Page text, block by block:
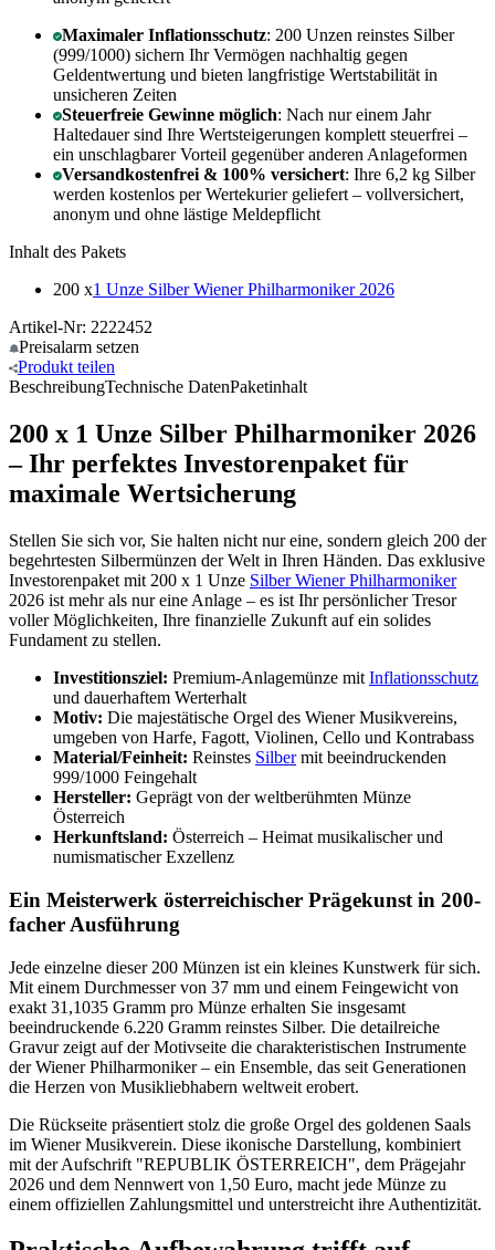
Maximaler Inflationsschutz: 200 Unzen reinstes Silber
(999/1000) sichern Ihr Vermögen nachhaltig gegen
Geldentwertung und bieten langfristige Wertstabilität in
unsicheren Zeiten
Steuerfreie Gewinne möglich: Nach nur einem Jahr
Haltedauer sind Ihre Wertsteigerungen komplett steuerfrei –
ein unschlagbarer Vorteil gegenüber anderen Anlageformen
Versandkostenfrei & 100% versichert: Ihre 6,2 kg Silber
werden kostenlos per Wertekurier geliefert – vollversichert,
anonym und ohne lästige Meldepflicht
Inhalt des Pakets
200 x1 Unze Silber Wiener Philharmoniker 2026
Artikel-Nr: 2222452
Preisalarm setzen
Produkt teilen
BeschreibungTechnische DatenPaketinhalt
200 x 1 Unze Silber Philharmoniker 2026
– Ihr perfektes Investorenpaket für
maximale Wertsicherung
Stellen Sie sich vor, Sie halten nicht nur eine, sondern gleich 200 der
begehrtesten Silbermünzen der Welt in Ihren Händen. Das exklusive
Investorenpaket mit 200 x 1 Unze Silber Wiener Philharmoniker
2026 ist mehr als nur eine Anlage – es ist Ihr persönlicher Tresor
voller Möglichkeiten, Ihre finanzielle Zukunft auf ein solides
Fundament zu stellen.
Investitionsziel: Premium-Anlagemünze mit Inflationsschutz
und dauerhaftem Werterhalt
Motiv: Die majestätische Orgel des Wiener Musikvereins,
umgeben von Harfe, Fagott, Violinen, Cello und Kontrabass
Material/Feinheit: Reinstes Silbermit beeindruckenden
999/1000 Feingehalt
Hersteller: Geprägt von der weltberühmten Münze
Österreich
Herkunftsland: Österreich – Heimat musikalischer und
numismatischer Exzellenz
Ein Meisterwerk österreichischer Prägekunst in 200-
facher Ausführung
Jede einzelne dieser 200 Münzen ist ein kleines Kunstwerk für sich.
Mit einem Durchmesser von 37 mm und einem Feingewicht von
exakt 31,1035 Gramm pro Münze erhalten Sie insgesamt
beeindruckende 6.220 Gramm reinstes Silber. Die detailreiche
Gravur zeigt auf der Motivseite die charakteristischen Instrumente
der Wiener Philharmoniker – ein Ensemble, das seit Generationen
die Herzen von Musikliebhabern weltweit erobert.
Die Rückseite präsentiert stolz die große Orgel des goldenen Saals
im Wiener Musikverein. Diese ikonische Darstellung, kombiniert
mit der Aufschrift "REPUBLIK ÖSTERREICH", dem Prägejahr
2026 und dem Nennwert von 1,50 Euro, macht jede Münze zu
einem offiziellen Zahlungsmittel und unterstreicht ihre Authentizität.